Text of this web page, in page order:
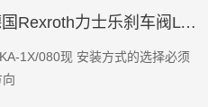
LT07MKA-1X/080J/02M德国Rexroth力士乐刹车阀LT07MKA-1X/080现
1X/080现 安装方式的选择必须